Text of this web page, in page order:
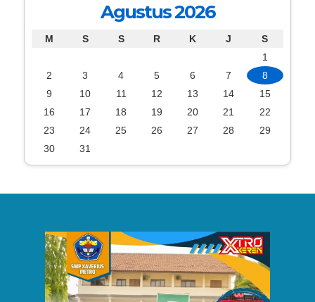
Agustus 2026
M S S R K J
S
1
2
3 4 5 6 7
8
9
10 11 12 13 14
15
16
17 18 19 20 21
22
23
24 25 26 27 28
29
30
31